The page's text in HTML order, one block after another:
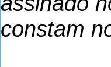
constam